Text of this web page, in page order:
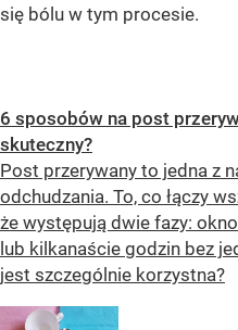
się bólu w tym procesie.
6 sposobów na post
skuteczny?
Post przerywany to jedna z
odchudzania. To, co łączy
że występują dwie fazy:
lub kilkanaście godzin bez
jest szczególnie korzystna?